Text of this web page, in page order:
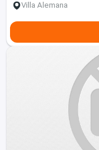
Villa Alemana